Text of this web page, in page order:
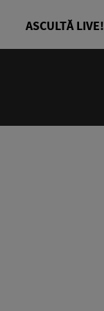
ASCULTĂ LIVE!